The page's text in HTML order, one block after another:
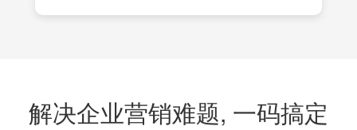
解决企业营销难题, 一码搞定